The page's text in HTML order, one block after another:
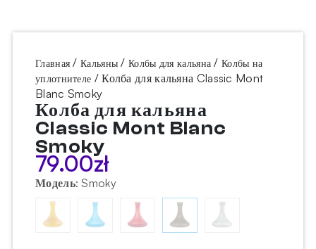
Главная /Кальяны /Колбы для кальяна /Колбы на
уплотнителе / Колба для кальяна Classic Mont
Blanc Smoky
Колба для кальяна
Classic Mont Blanc
Smoky
79.00zł
Модель: Smoky